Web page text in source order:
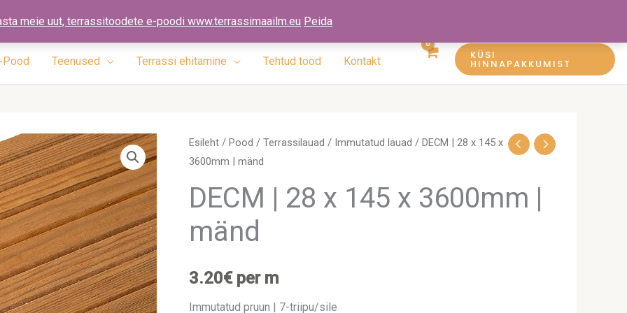
meie uut, terrassitoodete e-poodi www.terrassimaailm.eu Peida
Pood Teenused Terrassi ehitamine Tehtud tööd Kontakt KÜSI
HINNAPAKKUMIST
Esileht/ Pood / Terrassilauad / Immutatud lauad / DECM | 28 x 145 x
3600mm | mänd
DECM | 28 x 145 x 3600mm |
mänd
3.20€per m
Immutatud pruun | 7-triipu/sile
DECM
|
x
145
x
|
mänd